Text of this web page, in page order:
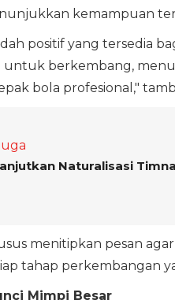
kemampuan
positif yang tersedia
untuk berkembang,
bola profesional,"
Naturalisasi
menitipkan pesan
tahap perkembangan
Mimpi Besar